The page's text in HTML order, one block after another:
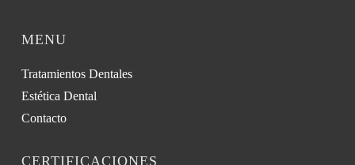
MENU
Tratamientos Dentales
Estética Dental
Contacto
CERTIFICACIONES